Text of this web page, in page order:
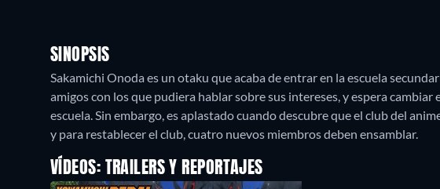
SINOPSIS
Sakamichi Onoda es un otaku que acaba de entrar en la escuela
amigos con los que pudiera hablar sobre sus intereses, y espera cambiar
escuela. Sin embargo, es aplastado cuando descubre que el club del
y para restablecer el club, cuatro nuevos miembros deben ensamblar.
VÍDEOS: TRAILERS Y REPORTAJES